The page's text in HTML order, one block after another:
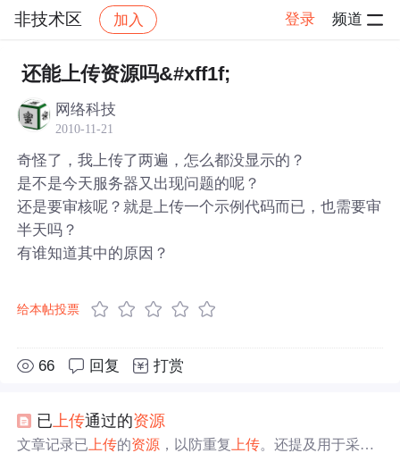
非技术区 加入 登录 频道
社区 非技术区 帖子详情
还能上传资源吗&#xff1f;
网络科技
2010-11-21
奇怪了，我上传了两遍，怎么都没显示的？
是不是今天服务器又出现问题的呢？
还是要审核呢？就是上传一个示例代码而已，也需要审
半天吗？
有谁知道其中的原因？
给本帖投票
66 回复 打赏
已 上传通过的资源
文章记录已 上传的资源 ，以防重复 上传。还提及用于采集